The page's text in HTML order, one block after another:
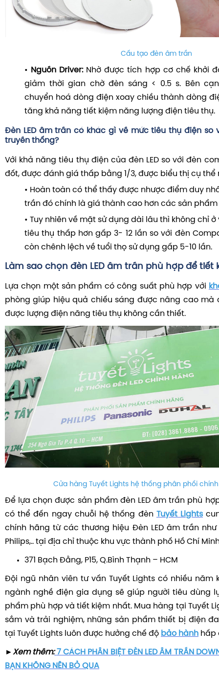
Cấu tạo đèn âm trần
• Nguồn Driver:Nhờ được tích hợp cơ chế khởi
giảm thời gian chờ đèn sáng < 0.5 s. Bên
chuyển hoá dòng điện xoay chiều thành dòng
tăng khả năng tiết kiệm năng lượng điện tiêu thụ.
Đèn LED âm trần có khác gì về mức tiêu thụ điện so
truyền thống?
Với khả năng tiêu thụ điện của đèn LED so với đèn
đốt, được đánh giá thấp bằng 1/3, được biểu thị cụ thể
• Hoàn toàn có thể thấy được nhược điểm duy
trần đó chính là giá thành cao hơn các sản phẩm
• Tuy nhiên về mặt sử dụng dài lâu thì không chỉ
tiêu thụ thấp hơn gấp 3- 12 lần so với đèn
còn chênh lệch về tuổi thọ sử dụng gấp 5-10 lần.
Làm sao chọn đèn LED âm trần phù hợp để tiết
Lựa chọn một sản phẩm có công suất phù hợp với
phòng giúp hiệu quả chiếu sáng được nâng cao mà
được lượng điện năng tiêu thụ không cần thiết.
Cửa hàng Tuyết Lights hệ thống phân phối
Để lựa chọn được sản phẩm đèn LED âm trần phù
có thể đến ngay chuỗi hệ thống đèn Tuyết Lights
chính hãng từ các thương hiệu Đèn LED âm trần như
Philips,.. tại địa chỉ thuộc khu vực thành phố Hồ Chí
371 Bạch Đằng, P15, Q.Bình Thạnh – HCM
Đội ngũ nhân viên tư vấn Tuyết Lights có nhiều năm
ngành nghề điện gia dụng sẽ giúp người tiêu dùng
phẩm phù hợp và tiết kiệm nhất. Mua hàng tại Tuyết
sắm và trải nghiệm, những sản phẩm thiết bị điện
tại Tuyết Lights luôn được hưởng chế độ bảo hành hấp
►Xem thêm: 7 CÁCH PHÂN BIỆT ĐÈN LED ÂM TRẦN
BẠN KHÔNG NÊN BỎ QUA